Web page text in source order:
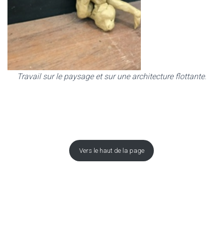
Travail sur le paysage et sur une architecture flottante.
Vers le haut de la page